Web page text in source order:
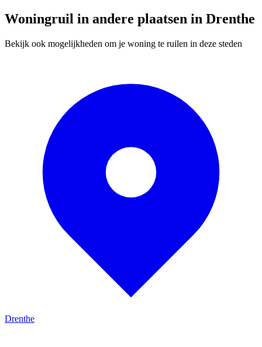
Woningruil in andere plaatsen in Drenthe
Bekijk ook mogelijkheden om je woning te ruilen in deze steden
Drenthe